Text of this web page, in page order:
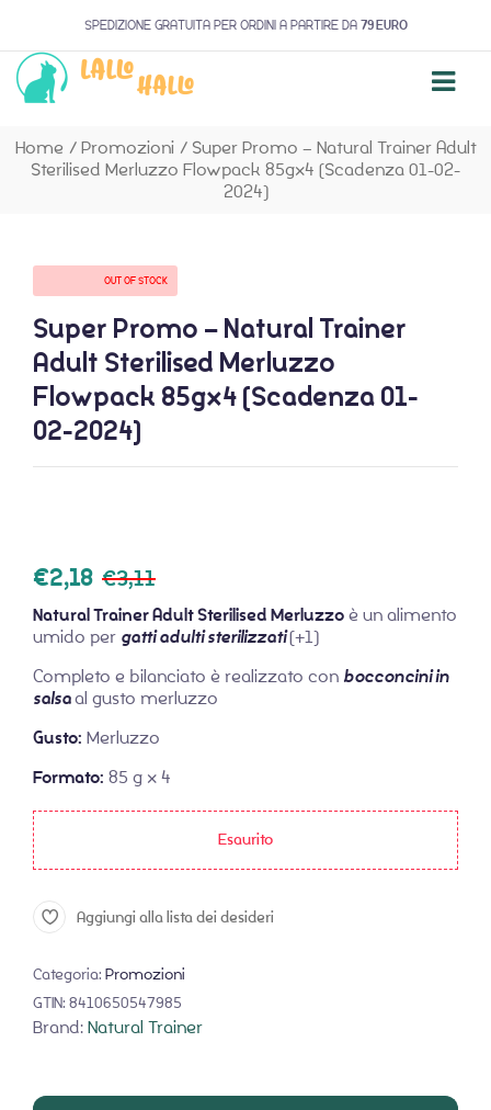
SPEDIZIONE GRATUITA PER ORDINI A PARTIRE DA 79 EURO
Home / Promozioni / Super Promo – Natural Trainer Adult
Sterilised Merluzzo Flowpack 85gx4 (Scadenza 01-02-
2024)
OUT OF STOCK
Super Promo – Natural Trainer
Adult Sterilised Merluzzo
Flowpack 85gx4 (Scadenza 01-
02-2024)
€3,11
€2,18
Natural Trainer Adult Sterilised Merluzzoè un alimento
umido per gatti adulti sterilizzati(+1)
Completo e bilanciato è realizzato con bocconcini in
salsaal gusto merluzzo
Gusto: Merluzzo
Formato: 85 g x 4
Esaurito
Aggiungi alla lista dei desideri
Categoria: Promozioni
GTIN: 8410650547985
Brand:Natural Trainer